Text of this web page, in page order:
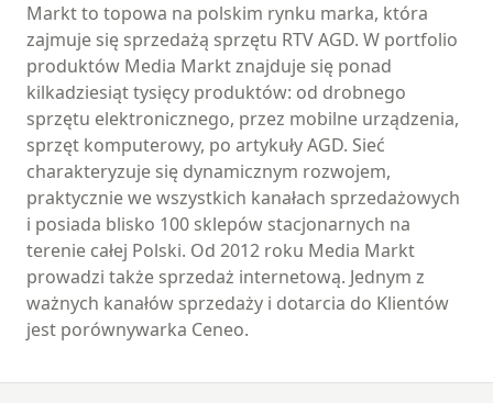
Markt to topowa na polskim rynku marka, która
zajmuje się sprzedażą sprzętu RTV AGD. W portfolio
produktów Media Markt znajduje się ponad
kilkadziesiąt tysięcy produktów: od drobnego
sprzętu elektronicznego, przez mobilne urządzenia,
sprzęt komputerowy, po artykuły AGD. Sieć
charakteryzuje się dynamicznym rozwojem,
praktycznie we wszystkich kanałach sprzedażowych
i posiada blisko 100 sklepów stacjonarnych na
terenie całej Polski. Od 2012 roku Media Markt
prowadzi także sprzedaż internetową. Jednym z
ważnych kanałów sprzedaży i dotarcia do Klientów
jest porównywarka Ceneo.